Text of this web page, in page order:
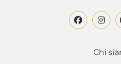
Chi